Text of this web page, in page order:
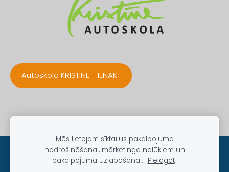
Autoskola KRISTĪNE - IENĀKT
Sīkdatnes
Mēs lietojam sīkfailus pakalpojuma
nodrošināšanai, mārketinga nolūkiem un
pakalpojuma uzlabošanai. Pielāgot